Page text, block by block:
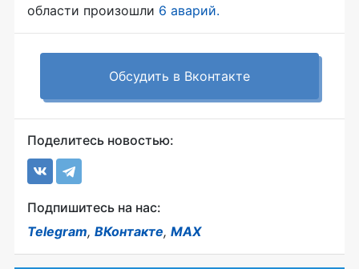
области произошли 6 аварий.
Обсудить в Вконтакте
Поделитесь новостью:
Подпишитесь на нас:
Telegram, ВКонтакте, MAX